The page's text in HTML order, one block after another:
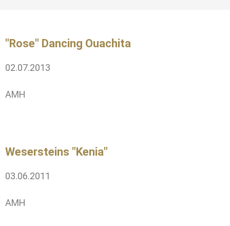
"Rose" Dancing Ouachita
02.07.2013
AMH
Wesersteins "Kenia"
03.06.2011
AMH